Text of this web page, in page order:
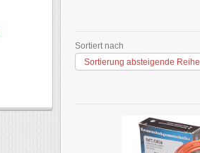
Sortiert nach
Sortierung absteigende